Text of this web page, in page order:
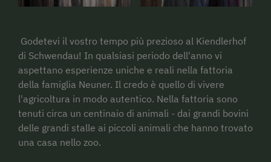
Godetevi il vostro tempo più prezioso al Kiendlerhof
di Schwendau! In qualsiasi periodo dell'anno vi
aspettano esperienze uniche e reali nella fattoria
della famiglia Neuner. Il credo è quello di vivere
l'agricoltura in modo autentico. Nella fattoria sono
tenuti circa un centinaio di animali - dai grandi bovini
delle grandi stalle ai piccoli animali che hanno trovato
una casa nello zoo.